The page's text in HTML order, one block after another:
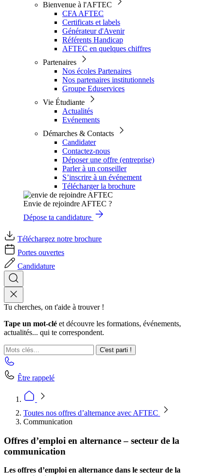
Bienvenue à l'AFTEC
CFA AFTEC
Certificats et labels
Générateur d'Avenir
Référents Handicap
AFTEC en quelques chiffres
Partenaires
Nos écoles Partenaires
Nos partenaires institutionnels
Groupe Eduservices
Vie Étudiante
Actualités
Evénements
Démarches & Contacts
Candidater
Contactez-nous
Déposer une offre (entreprise)
Parler à un conseiller
S’inscrire à un événement
Télécharger la brochure
Envie de rejoindre AFTEC ?
Dépose ta candidature
Téléchargez notre brochure
Portes ouvertes
Candidature
Tu cherches, on t'aide à trouver !
Tape un mot-clé et découvre les formations, événements,
actualités... qui te correspondent.
C'est parti !
Être rappelé
Toutes nos offres d’alternance avec AFTEC
Communication
Offres d’emploi en alternance – secteur de la
communication
Les offres d’emploi en alternance dans le secteur de la